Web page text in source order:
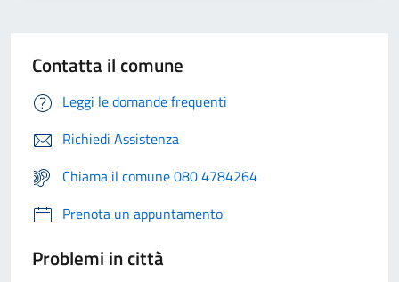
Contatta il comune
Leggi le domande frequenti
Richiedi Assistenza
Chiama il comune 080 4784264
Prenota un appuntamento
Problemi in città